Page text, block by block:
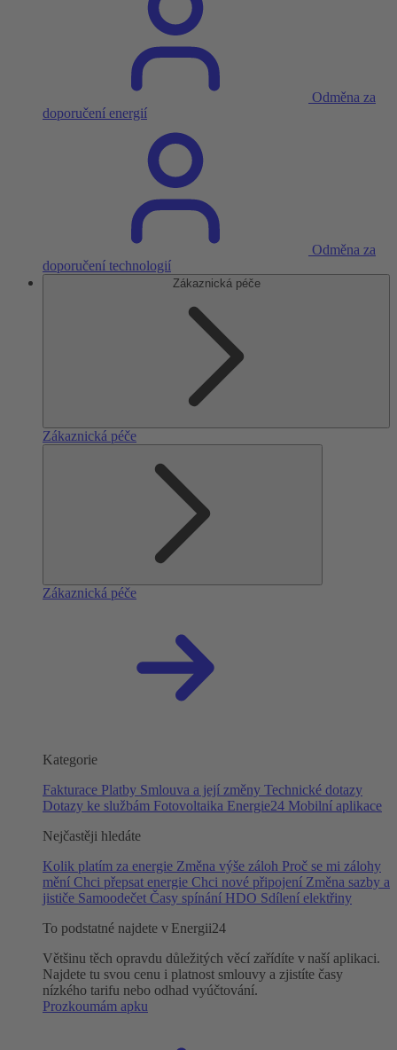
Odměna za
doporučení energií
Odměna za
doporučení technologií
Zákaznická péče
Zákaznická péče
Zákaznická péče
Kategorie
Fakturace Platby Smlouva a její změny Technické dotazy
Dotazy ke službám Fotovoltaika Energie24 Mobilní aplikace
Nejčastěji hledáte
Kolik platím za energie Změna výše záloh Proč se mi zálohy
mění Chci přepsat energie Chci nové připojení Změna sazby a
jističe Samoodečet Časy spínání HDO Sdílení elektřiny
To podstatné najdete v Energii24
Většinu těch opravdu důležitých věcí zařídíte v naší aplikaci.
Najdete tu svou cenu i platnost smlouvy a zjistíte časy
nízkého tarifu nebo odhad vyúčtování.
Prozkoumám apku